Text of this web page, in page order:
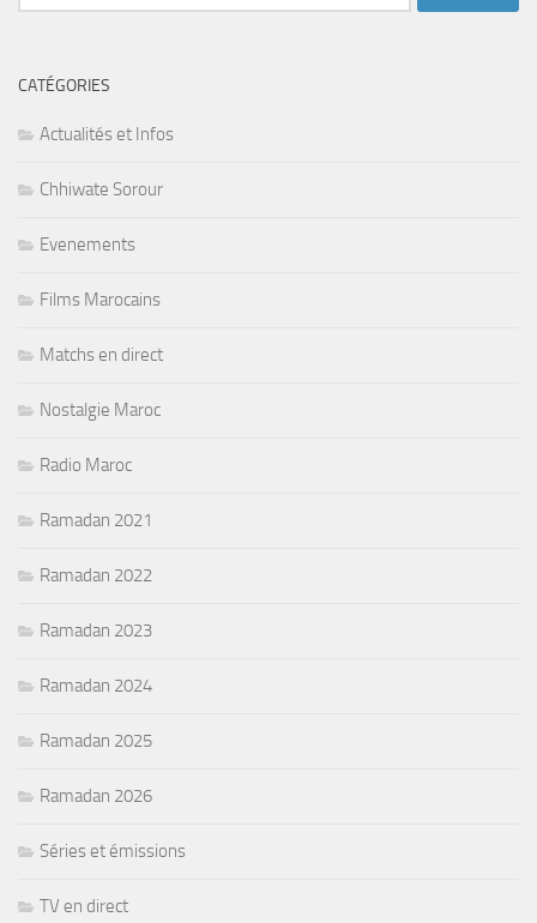
CATÉGORIES
Actualités et Infos
Chhiwate Sorour
Evenements
Films Marocains
Matchs en direct
Nostalgie Maroc
Radio Maroc
Ramadan 2021
Ramadan 2022
Ramadan 2023
Ramadan 2024
Ramadan 2025
Ramadan 2026
Séries et émissions
TV en direct